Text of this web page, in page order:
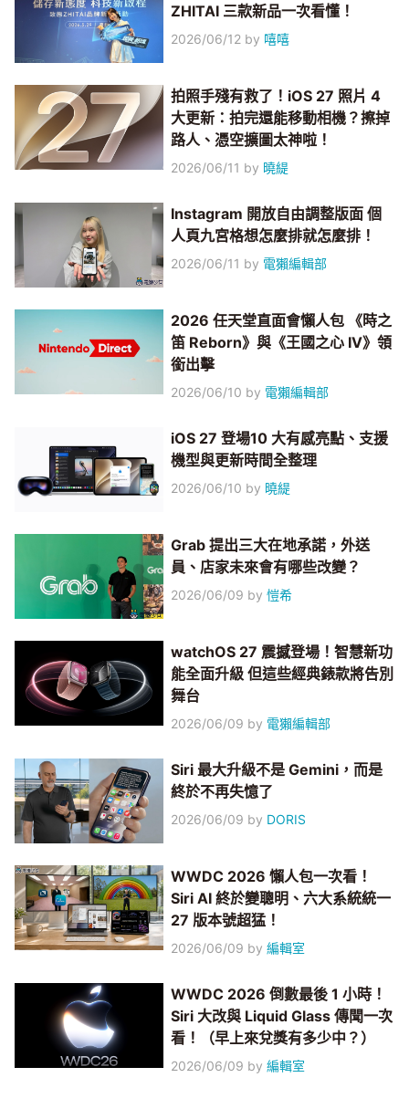
ZHITAI 三款新品一次看懂！
2026/06/12 by 嘻嘻
拍照手殘有救了！iOS 27 照片 4
大更新：拍完還能移動相機？擦掉
路人、憑空擴圖太神啦！
2026/06/11 by 曉緹
Instagram 開放自由調整版面 個
人頁九宮格想怎麼排就怎麼排！
2026/06/11 by 電獺編輯部
2026 任天堂直面會懶人包 《時之
笛 Reborn》與《王國之心 IV》領
銜出擊
2026/06/10 by 電獺編輯部
iOS 27 登場10 大有感亮點、支援
機型與更新時間全整理
2026/06/10 by 曉緹
Grab 提出三大在地承諾，外送
員、店家未來會有哪些改變？
2026/06/09 by愷希
watchOS 27 震撼登場！智慧新功
能全面升級 但這些經典錶款將告別
舞台
2026/06/09 by 電獺編輯部
Siri 最大升級不是 Gemini，而是
終於不再失憶了
2026/06/09 by DORIS
WWDC 2026 懶人包一次看！
Siri AI 終於變聰明、六大系統統一
27 版本號超猛！
2026/06/09 by編輯室
WWDC 2026 倒數最後 1 小時！
Siri 大改與 Liquid Glass 傳聞一次
看！（早上來兌獎有多少中？）
2026/06/09 by編輯室